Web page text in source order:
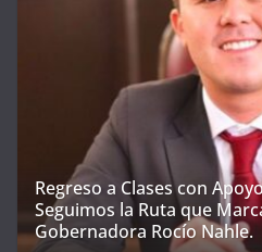
Regreso a Clases con
Seguimos la Ruta que
Gobernadora Rocío Nahle.